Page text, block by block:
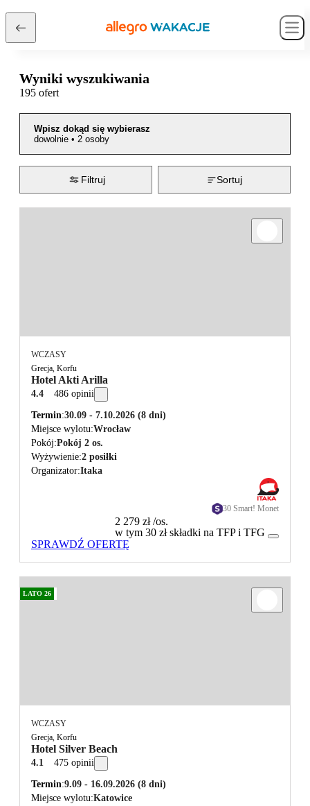
Wyniki wyszukiwania
195 ofert
Wpisz dokąd się wybierasz
dowolnie • 2 osoby
Filtruj Sortuj
WCZASY
Grecja, Korfu
Hotel Akti Arilla
4.4 486 opinii
Termin 30.09 - 7.10.2026 (8 dni)
Miejsce wylotu Wrocław
Pokój Pokój 2 os.
Wyżywienie 2 posiłki
Organizator Itaka
30 Smart! Monet
2 279 zł/os.
w tym 30 zł składki na TFP i TFG
SPRAWDŹ OFERTĘ
LATO 26
WCZASY
Grecja, Korfu
Hotel Silver Beach
4.1 475 opinii
Termin 9.09 - 16.09.2026 (8 dni)
Miejsce wylotu Katowice